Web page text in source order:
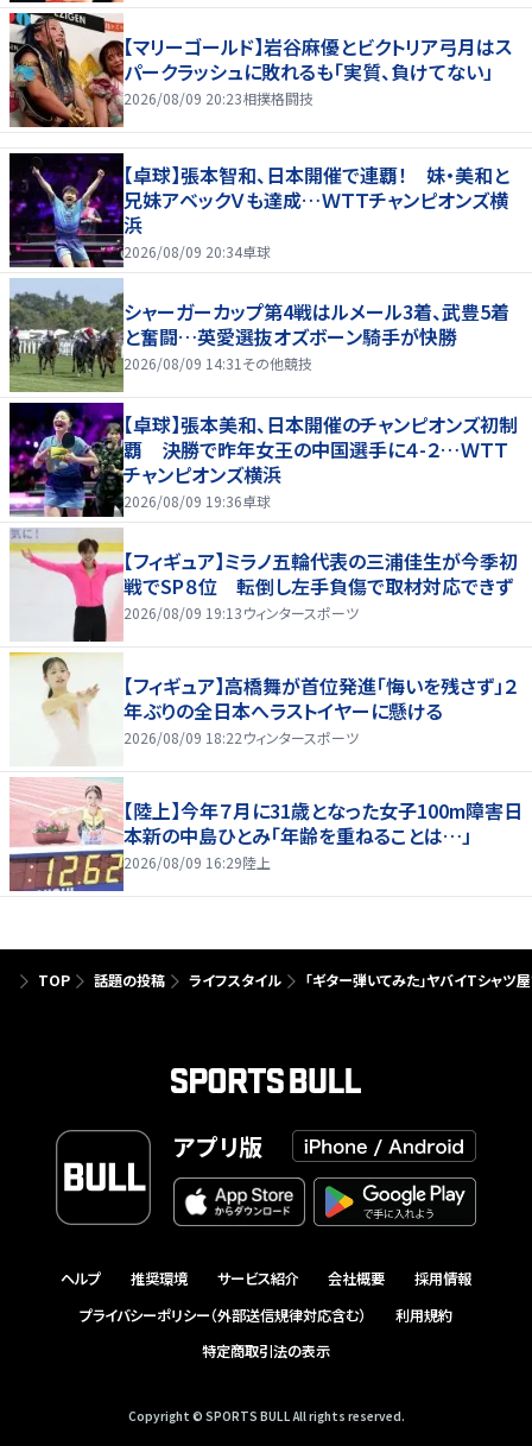
【マリーゴールド】岩谷麻優とビクトリア弓月はス
パークラッシュに敗れるも「実質、負けてない」
2026/08/09 20:23相撲格闘技
【卓球】張本智和、日本開催で連覇！ 妹・美和と
兄妹アベックＶも達成…ＷＴＴチャンピオンズ横
浜
2026/08/09 20:34卓球
シャーガーカップ第4戦はルメール3着、武豊5着
と奮闘…英愛選抜オズボーン騎手が快勝
2026/08/09 14:31 その他競技
【卓球】張本美和、日本開催のチャンピオンズ初制
覇 決勝で昨年女王の中国選手に４-２…ＷＴＴ
チャンピオンズ横浜
2026/08/09 19:36卓球
【フィギュア】ミラノ五輪代表の三浦佳生が今季初
戦でSP８位 転倒し左手負傷で取材対応できず
2026/08/09 19:13ウィンタースポーツ
【フィギュア】高橋舞が首位発進「悔いを残さず」２
年ぶりの全日本へラストイヤーに懸ける
2026/08/09 18:22ウィンタースポーツ
【陸上】今年７月に31歳となった女子100m障害日
本新の中島ひとみ「年齢を重ねることは…」
2026/08/09 16:29陸上
TOP 話題の投稿 ライフスタイル 「ギター弾いてみた」ヤバイTシャツ
アプリ版
ヘルプ 推奨環境 サービス紹介 会社概要
採用情報
プライバシーポリシー（外部送信規律対応含む）
利用規約
特定商取引法の表示
Copyright © SPORTS BULL All rights reserved.